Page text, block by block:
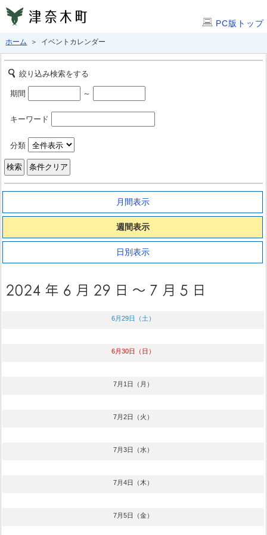
PC版トップ
ホーム ＞ イベントカレンダー
絞り込み検索をする
期間 ～
キーワード
分類
月間表示
週間表示
日別表示
6月29日（土）
6月30日（日）
7月1日（月）
7月2日（火）
7月3日（水）
7月4日（木）
7月5日（金）